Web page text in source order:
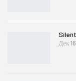
Дек